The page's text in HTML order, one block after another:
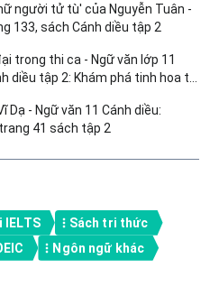
người tử tù' của Nguyễn Tuân -
133, sách Cánh diều tập 2
trong thi ca - Ngữ văn lớp 11
diều tập 2: Khám phá tinh hoa thi
Dạ - Ngữ văn 11 Cánh diều:
41 sách tập 2
IELTS
Sách tri thức
Ngôn ngữ khác